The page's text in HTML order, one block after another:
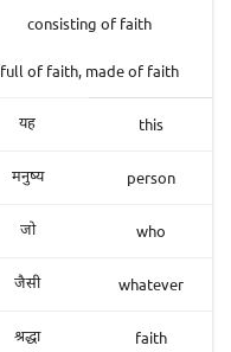
consisting of faith
full of faith, made of faith
यह this
मनुष्य person
जो who
जैसी whatever
श्रद्धा faith